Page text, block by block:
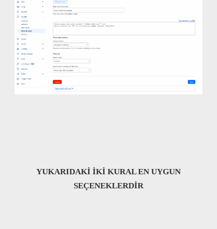
YUKARIDAKİ İKİ KURAL EN UYGUN
SEÇENEKLERDİR